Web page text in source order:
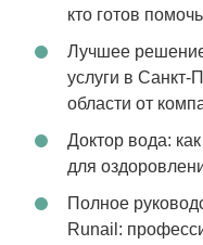
кто готов помочь
Лучшее
услуги в Санкт-
области от
Доктор вода:
для
Полное
Runail: